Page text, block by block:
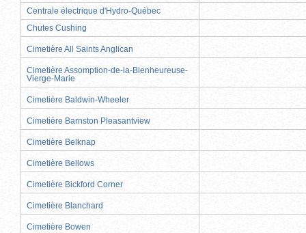
Centrale électrique d'Hydro-Québec
Chutes Cushing
Cimetière All Saints Anglican
Cimetière Assomption-de-la-Bienheureuse-
Vierge-Marie
Cimetière Baldwin-Wheeler
Cimetière Barnston Pleasantview
Cimetière Belknap
Cimetière Bellows
Cimetière Bickford Corner
Cimetière Blanchard
Cimetière Bowen